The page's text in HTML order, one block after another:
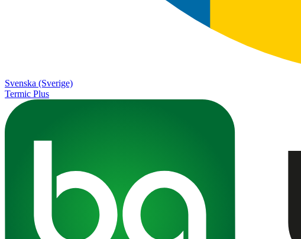
Svenska (Sverige)
Termic Plus